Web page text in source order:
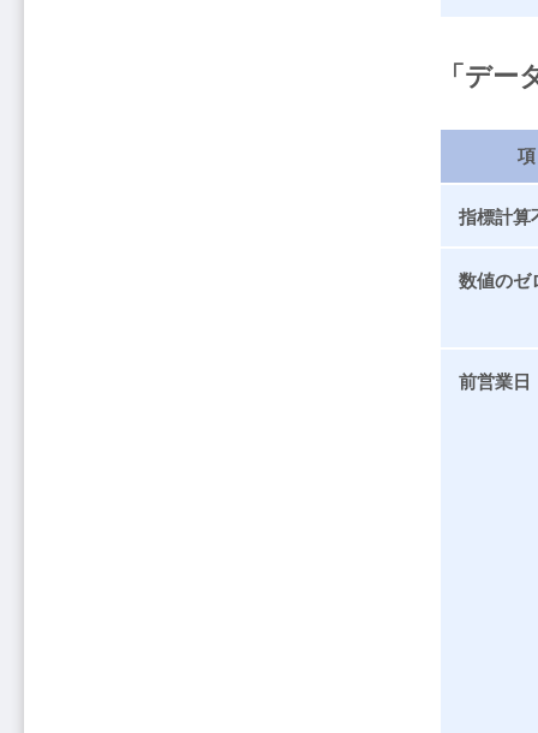
「デー
指標計算
数値のゼ
前営業日